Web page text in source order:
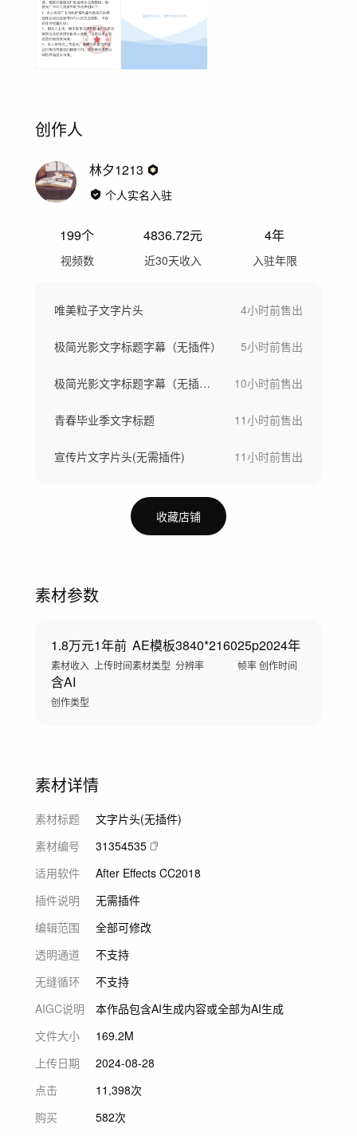
创作人
林夕1213
个人实名入驻
199个
视频数
4836.72元
近30天收入
4年
入驻年限
唯美粒子文字片头 4小时前售出
极简光影文字标题字幕（无插件） 5小时前售出
极简光影文字标题字幕（无插件） 10小时前售出
青春毕业季文字标题 11小时前售出
宣传片文字片头(无需插件) 11小时前售出
收藏店铺
素材参数
1.8万元
素材收入
1年前
上传时间
AE模板
素材类型
3840*2160
分辨率
25p
帧率
2024年
创作时间
含AI
创作类型
素材详情
素材标题
文字片头(无插件)
素材编号
31354535
适用软件
After Effects CC2018
插件说明
无需插件
编辑范围
全部可修改
透明通道
不支持
无缝循环
不支持
AIGC说明
本作品包含AI生成内容或全部为AI生成
文件大小
169.2M
上传日期
2024-08-28
点击
11,398次
购买
582次